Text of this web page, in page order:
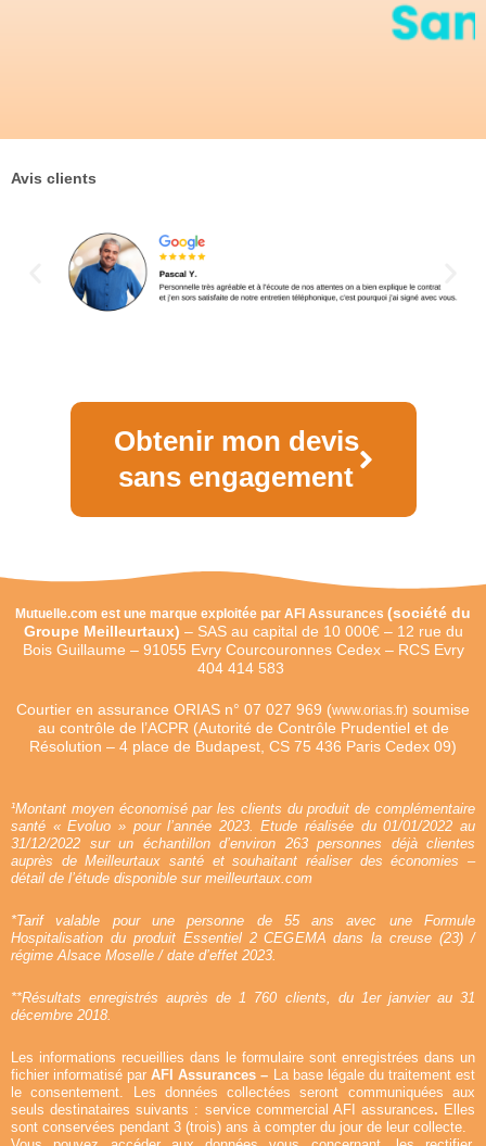
Avis clients
Obtenir mon devis
sans engagement
Mutuelle.com est une marque exploitée par AFI Assurances (société du
Groupe Meilleurtaux) – SAS au capital de 10 000€ – 12 rue du
Bois Guillaume – 91055 Evry Courcouronnes Cedex – RCS Evry
404 414 583
Courtier en assurance ORIAS n° 07 027 969 (www.orias.fr) soumise
au contrôle de l’ACPR (Autorité de Contrôle Prudentiel et de
Résolution – 4 place de Budapest, CS 75 436 Paris Cedex 09)
¹Montant moyen économisé par les clients du produit de complémentaire
santé « Evoluo » pour l’année 2023. Etude réalisée du 01/01/2022 au
31/12/2022 sur un échantillon d’environ 263 personnes déjà clientes
auprès de Meilleurtaux santé et souhaitant réaliser des économies –
détail de l’étude disponible sur meilleurtaux.com
*Tarif valable pour une personne de 55 ans avec une Formule
Hospitalisation du produit Essentiel 2 CEGEMA dans la creuse (23) /
régime Alsace Moselle / date d’effet 2023.
**Résultats enregistrés auprès de 1 760 clients, du 1er janvier au 31
décembre 2018.
Les informations recueillies dans le formulaire sont enregistrées dans un
fichier informatisé parAFI Assurances – La base légale du traitement est
le consentement. Les données collectées seront communiquées aux
seuls destinataires suivants : service commercial AFI assurances. Elles
sont conservées pendant 3 (trois) ans à compter du jour de leur collecte.